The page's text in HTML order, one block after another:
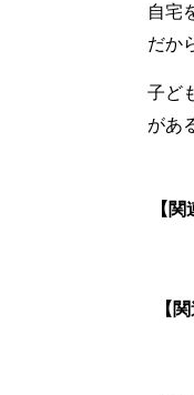
自宅
だか
子ど
があ
【関
【関